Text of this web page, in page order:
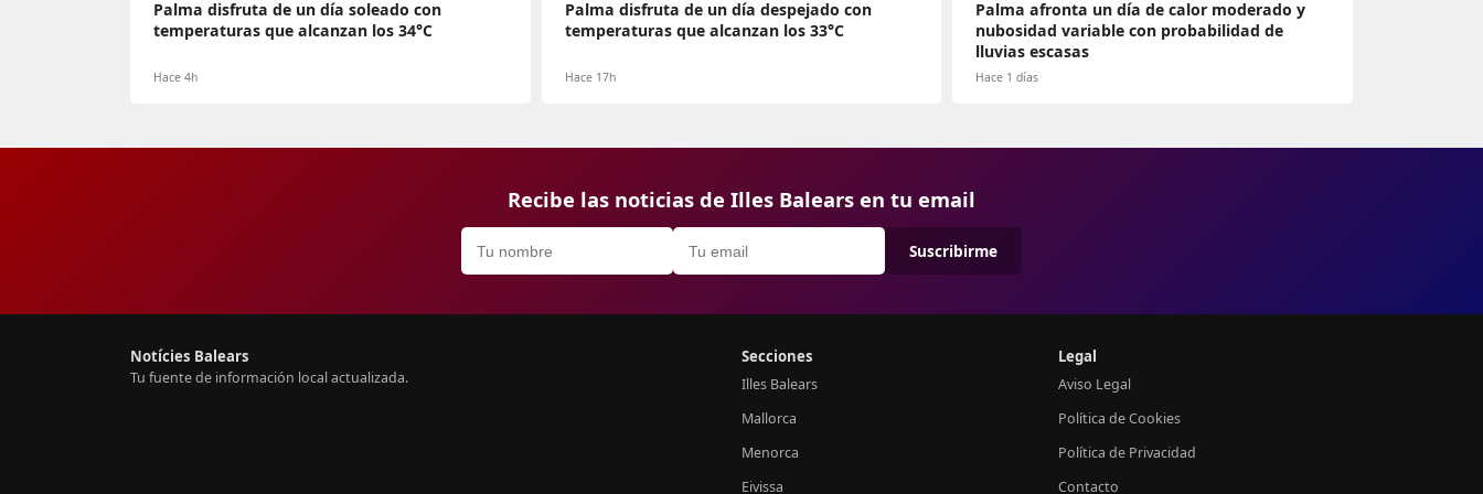
Palma disfruta de un día soleado con
temperaturas que alcanzan los 34°C
Hace 4h
Palma disfruta de un día despejado con
temperaturas que alcanzan los 33°C
Hace 17h
Palma afronta un día de calor moderado y
nubosidad variable con probabilidad de
lluvias escasas
Hace 1 días
Recibe las noticias de Illes Balears en tu email
Suscribirme
Notícies Balears
Tu fuente de información local actualizada.
Secciones
Illes Balears
Mallorca
Menorca
Eivissa
Legal
Aviso Legal
Política de Cookies
Política de Privacidad
Contacto